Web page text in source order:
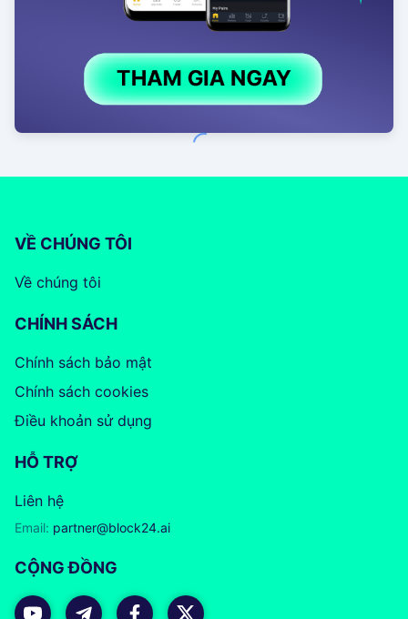
VỀ CHÚNG TÔI
Về chúng tôi
CHÍNH SÁCH
Chính sách bảo mật
Chính sách cookies
Điều khoản sử dụng
HỖ TRỢ
Liên hệ
Email: partner@block24.ai
CỘNG ĐỒNG